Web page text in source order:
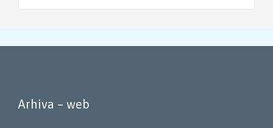
Arhiva – web